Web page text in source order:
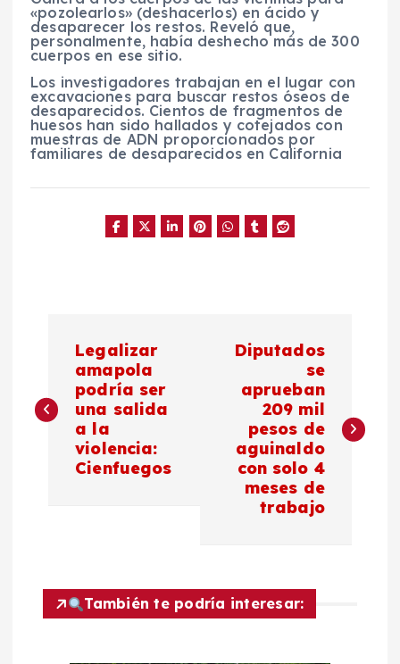
«pozolearlos» (deshacerlos) en ácido y
desaparecer los restos. Reveló que,
personalmente, había deshecho más de 300
cuerpos en ese sitio.
Los investigadores trabajan en el lugar con
excavaciones para buscar restos óseos de
desaparecidos. Cientos de fragmentos de
huesos han sido hallados y cotejados con
muestras de ADN proporcionados por
familiares de desaparecidos en California
v
c
Legalizar
amapola
podría ser
una salida
a la
violencia:
Cienfuegos
Diputados
se
aprueban
209 mil
pesos de
aguinaldo
con solo 4
meses de
trabajo
También te podría interesar: